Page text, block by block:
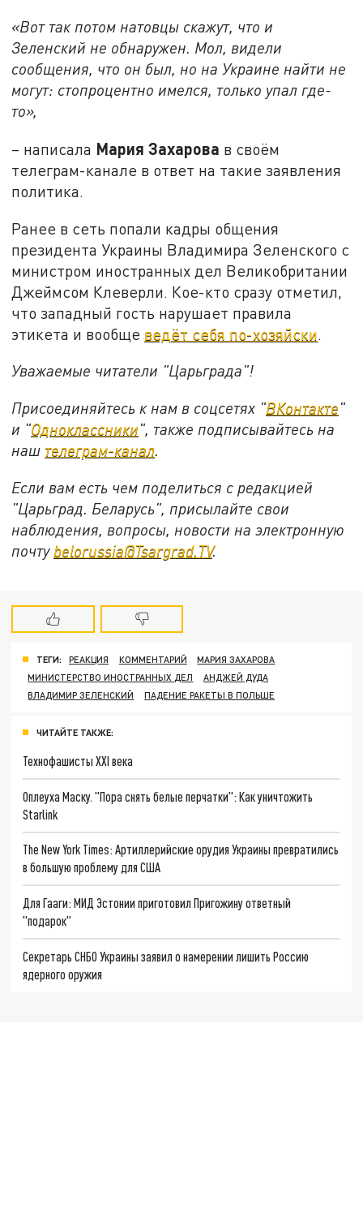
«Вот так потом натовцы скажут, что и
Зеленский не обнаружен. Мол, видели
сообщения, что он был, но на Украине найти не
могут: стопроцентно имелся, только упал где-
то»,
– написала Мария Захарова в своём
телеграм-канале в ответ на такие заявления
политика.
Ранее в сеть попали кадры общения
президента Украины Владимира Зеленского с
министром иностранных дел Великобритании
Джеймсом Клеверли. Кое-кто сразу отметил,
что западный гость нарушает правила
этикета и вообще ведёт себя по-хозяйски
Уважаемые читатели "Царьграда"!
Присоединяйтесь к нам в соцсетях "ВКонтакте"
и "Одноклассники", также подписывайтесь на
наш телеграм-канал.
Если вам есть чем поделиться с редакцией
"Царьград. Беларусь", присылайте свои
наблюдения, вопросы, новости на электронную
почту belorussia@Tsargrad.TV.
ТЕГИ: РЕАКЦИЯ КОММЕНТАРИЙ
МАРИЯ ЗАХАРОВА
МИНИСТЕРСТВО ИНОСТРАННЫХ ДЕЛ
АНДЖЕЙ ДУДА
ВЛАДИМИР ЗЕЛЕНСКИЙ
ПАДЕНИЕ РАКЕТЫ В ПОЛЬШЕ
ЧИТАЙТЕ ТАКЖЕ:
Технофашисты XXI века
Оплеуха Маску. "Пора снять белые перчатки": Как уничтожить
Starlink
The New York Times: Артиллерийские орудия Украины превратились
в большую проблему для США
Для Гааги: МИД Эстонии приготовил Пригожину ответный
"подарок"
Секретарь СНБО Украины заявил о намерении лишить Россию
ядерного оружия